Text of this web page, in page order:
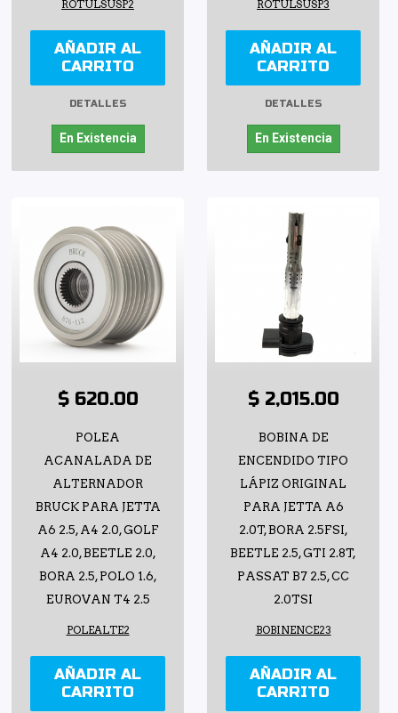
ROTULSUSP2
AÑADIR AL
CARRITO
DETALLES
En Existencia
ROTULSUSP3
AÑADIR AL
CARRITO
DETALLES
En Existencia
$ 620.00
POLEA
ACANALADA DE
ALTERNADOR
BRUCK PARA JETTA
A6 2.5, A4 2.0, GOLF
A4 2.0, BEETLE 2.0,
BORA 2.5, POLO 1.6,
EUROVAN T4 2.5
POLEALTE2
AÑADIR AL
CARRITO
$ 2,015.00
BOBINA DE
ENCENDIDO TIPO
LÁPIZ ORIGINAL
PARA JETTA A6
2.0T, BORA 2.5FSI,
BEETLE 2.5, GTI 2.8T,
PASSAT B7 2.5, CC
2.0TSI
BOBINENCE23
AÑADIR AL
CARRITO